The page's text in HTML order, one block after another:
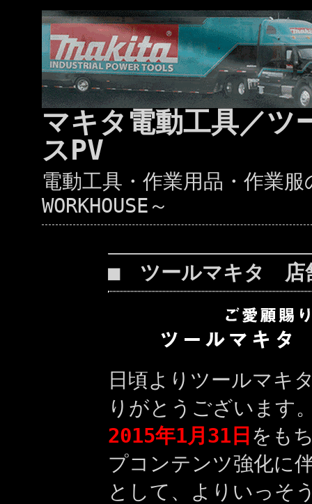
マキタ電動工具／
スPV
電動工具・作業用品・作
WORKHOUSE～
■ ツールマキタ 店
日頃よりツールマキ
りがとうございます
2015年1月31日 をも
プコンテンツ強化に
として、よりいっそ